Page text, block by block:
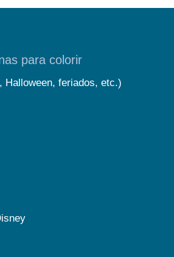
para colorir
Halloween, feriados, etc.)